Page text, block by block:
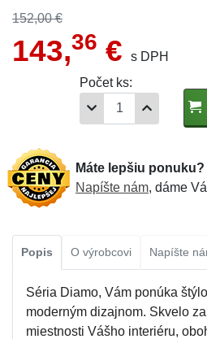
152,00 €
143,36 €
s DPH
Počet ks:
Máte lepšiu ponuku?
Napíšte nám, dáme
Popis O výrobcovi Napíšte
Séria Diamo, Vám ponúka
moderným dizajnom. Skvelo
miestnosti Vášho interiéru,